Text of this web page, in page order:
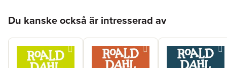
Du kanske också är intresserad av